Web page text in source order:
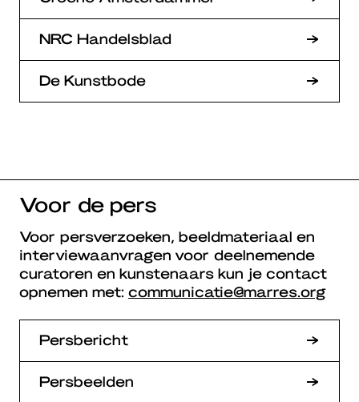
NRC Handelsblad
De Kunstbode
Voor de pers
Voor persverzoeken, beeldmateriaal en
interviewaanvragen voor deelnemende
curatoren en kunstenaars kun je contact
opnemen met: communicatie@marres.org
Persbericht
Persbeelden